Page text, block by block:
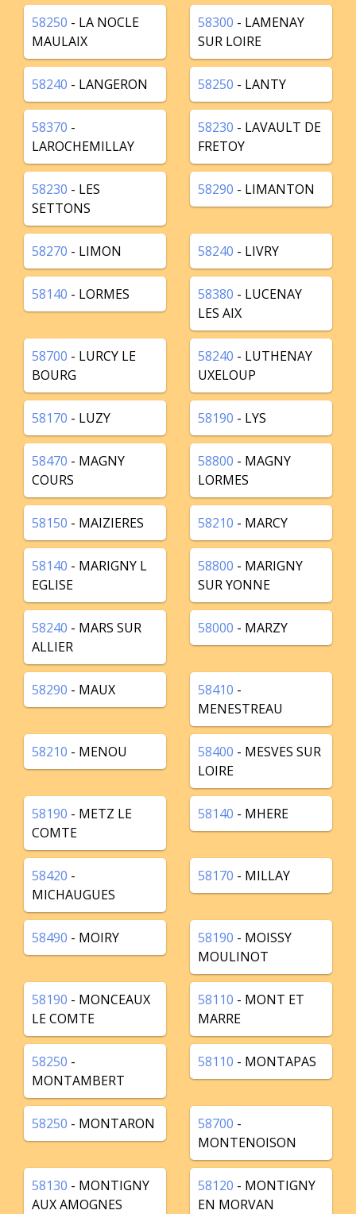
58250 - LA NOCLE
MAULAIX
58300 - LAMENAY
SUR LOIRE
58240 - LANGERON 58250 - LANTY
58370 -
LAROCHEMILLAY
58230 - LAVAULT DE
FRETOY
58230 - LES
SETTONS
58290 - LIMANTON
58270 - LIMON 58240 - LIVRY
58140 - LORMES 58380 - LUCENAY
LES AIX
58700 - LURCY LE
BOURG
58240 - LUTHENAY
UXELOUP
58170 - LUZY 58190 - LYS
58470 - MAGNY
COURS
58800 - MAGNY
LORMES
58150 - MAIZIERES 58210 - MARCY
58140 - MARIGNY L
EGLISE
58800 - MARIGNY
SUR YONNE
58240 - MARS SUR
ALLIER
58000 - MARZY
58290 - MAUX 58410 -
MENESTREAU
58210 - MENOU 58400 - MESVES SUR
LOIRE
58190 - METZ LE
COMTE
58140 - MHERE
58420 -
MICHAUGUES
58170 - MILLAY
58490 - MOIRY 58190 - MOISSY
MOULINOT
58190 - MONCEAUX
LE COMTE
58110 - MONT ET
MARRE
58250 -
MONTAMBERT
58110 - MONTAPAS
58250 - MONTARON 58700 -
MONTENOISON
58130 - MONTIGNY
AUX AMOGNES
58120 - MONTIGNY
EN MORVAN